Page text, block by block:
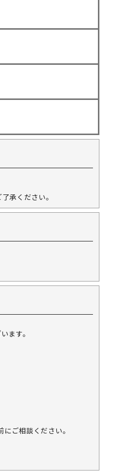
承ください。
ます。
ご相談ください。